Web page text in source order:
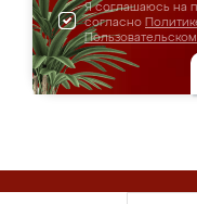
Я соглашаюсь на
согласно